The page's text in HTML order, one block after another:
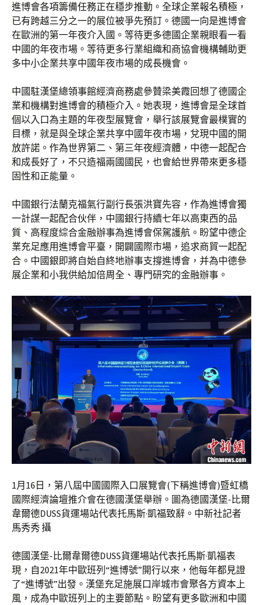
進博會各項籌備任務正在穩步推動。全球企業報名積極，
已有跨越三分之一的展位被爭先預訂。德國一向是進博會
在歐洲的第一年夜介入國。等待更多德國企業親眼看一看
中國的年夜市場。等待更多行業組織和商協會機構輔助更
多中小企業共享中國年夜市場的成長機會。
中國駐漢堡總領事館經濟商務處參贊梁美霞回想了德國企
業和機構對進博會的積極介入。她表現，進博會是全球首
個以入口為主題的年夜型展覽會，舉行該展覽會最樸實的
目標，就是與全球企業共享中國年夜市場，兌現中國的開
放許諾。作為世界第二、第三年夜經濟體，中德一起配合
和成長好了，不只造福兩國國民，也會給世界帶來更多穩
固性和正能量。
中國銀行法蘭克福氣行副行長張洪寶先容，作為進博會獨
一計謀一起配合伙伴，中國銀行持續七年以高東西的品
質、高程度綜合金融辦事為進博會保駕護航。盼望中德企
業充足應用進博會平臺，開闢國際市場，追求商貿一起配
合。中國銀即將自始自終地辦事支撐進博會，并為中德參
展企業和小我供給加倍周全、專門研究的金融辦事。
1月16日，第八屆中國國際入口展覽會(下稱進博會)暨虹橋
國際經濟論壇推介會在德國漢堡舉辦。圖為德國漢堡-比爾
韋爾德DUSS貨運場站代表托馬斯·凱福致辭。中新社記者
馬秀秀 攝
德國漢堡-比爾韋爾德DUSS貨運場站代表托馬斯·凱福表
現，自2021年中歐班列“進博號”開行以來，他每年都見證
了“進博號”出發。漢堡充足施展口岸城市會聚各方資本上
風，成為中歐班列上的主要節點。盼望有更多歐洲和中國